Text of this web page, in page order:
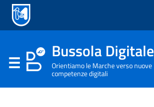
Bussola Digitale
Orientiamo le Marche verso nuove
competenze digitali